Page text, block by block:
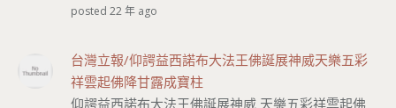
posted 22 年 ago
台灣立報/仰諤益西諾布大法王佛誕展神威天樂五彩
祥雲起佛降甘露成寶柱
仰諤益西諾布大法王佛誕展神威 天樂五彩祥雲起佛